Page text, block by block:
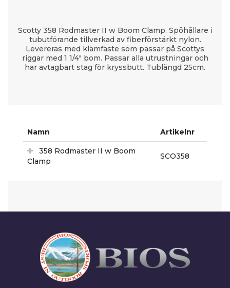
Scotty 358 Rodmaster II w Boom Clamp. Spöhållare i
tubutförande tillverkad av fiberförstärkt nylon.
Levereras med klämfäste som passar på Scottys
riggar med 1 1/4" bom. Passar alla utrustningar och
har avtagbart stag för kryssbutt. Tublängd 25cm.
Namn Artikelnr
358 Rodmaster II w Boom
Clamp
SCO358